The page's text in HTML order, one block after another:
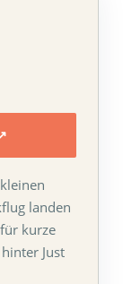
landen
kurze
Just